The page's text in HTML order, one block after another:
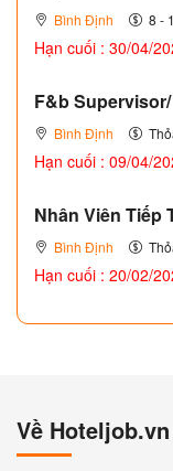
Bình Định 8 -
Hạn cuối : 30/04/
F&b
Bình Định
Hạn cuối : 09/04/
Nhân Viên Tiếp
Bình Định
Hạn cuối : 20/02/
Về Hoteljob.vn